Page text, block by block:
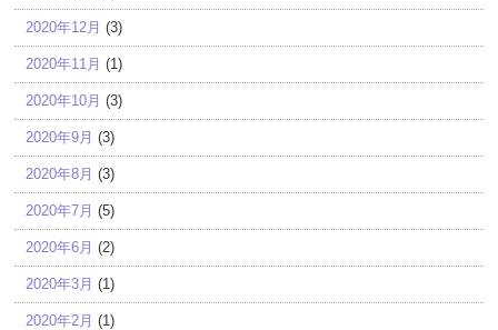
2020年12月 (3)
2020年11月 (1)
2020年10月 (3)
2020年9月 (3)
2020年8月 (3)
2020年7月 (5)
2020年6月 (2)
2020年3月 (1)
2020年2月 (1)